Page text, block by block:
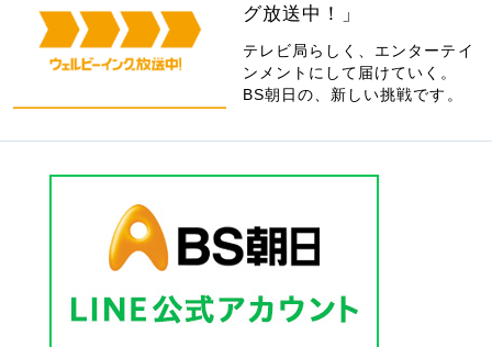
グ放送中！」
テレビ局らしく、エンターテイ
ンメントにして届けていく。
BS朝日の、新しい挑戦です。